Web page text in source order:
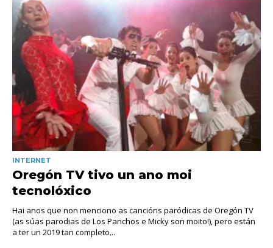
INTERNET
Oregón TV tivo un ano moi
tecnolóxico
Hai anos que non menciono as cancións paródicas de Oregón TV
(as súas parodias de Los Panchos e Micky son moito!), pero están
a ter un 2019 tan completo...